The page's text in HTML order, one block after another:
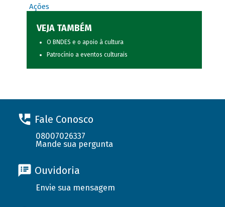
Ações
VEJA TAMBÉM
O BNDES e o apoio à cultura
Patrocínio a eventos culturais
Fale Conosco
08007026337
Mande sua pergunta
Ouvidoria
Envie sua mensagem